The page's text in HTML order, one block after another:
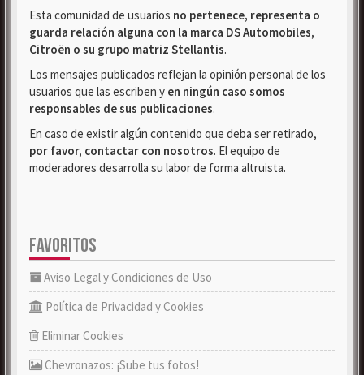
Esta comunidad de usuarios no pertenece, representa o
guarda relación alguna con la marca DS Automobiles,
Citroën o su grupo matriz Stellantis.
Los mensajes publicados reflejan la opinión personal de los
usuarios que las escriben y en ningún caso somos
responsables de sus publicaciones.
En caso de existir algún contenido que deba ser retirado,
por favor, contactar con nosotros. El equipo de
moderadores desarrolla su labor de forma altruista.
FAVORITOS
Aviso Legal y Condiciones de Uso
Política de Privacidad y Cookies
Eliminar Cookies
Chevronazos: ¡Sube tus fotos!